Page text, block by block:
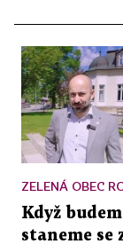
ZELENÁ OBEC
Když
staneme se